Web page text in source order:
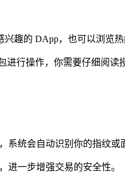
趣的 DApp，也可以浏览热
行操作，你需要仔细阅读
统会自动识别你的指纹或
进一步增强交易的安全性。